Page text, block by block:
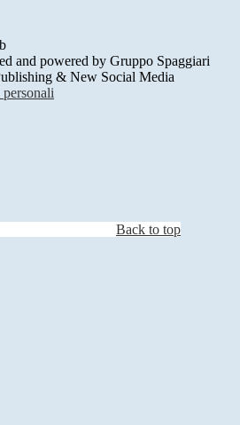
and powered by Gruppo Spaggiari
& New Social Media
Back to top